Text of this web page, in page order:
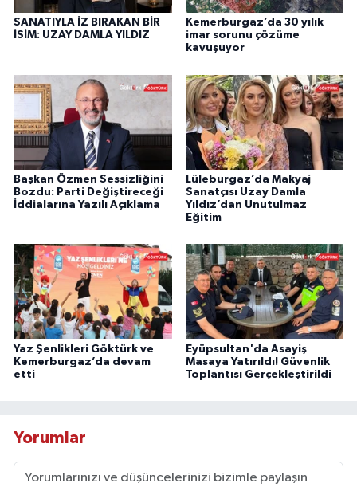
SANATIYLA İZ BIRAKAN BİR
İSİM: UZAY DAMLA YILDIZ
Kemerburgaz’da 30 yılık
imar sorunu çözüme
kavuşuyor
Başkan Özmen Sessizliğini
Bozdu: Parti Değiştireceği
İddialarına Yazılı Açıklama
Lüleburgaz’da Makyaj
Sanatçısı Uzay Damla
Yıldız’dan Unutulmaz
Eğitim
Yaz Şenlikleri Göktürk ve
Kemerburgaz’da devam
etti
Eyüpsultan'da Asayiş
Masaya Yatırıldı! Güvenlik
Toplantısı Gerçekleştirildi
Yorumlar